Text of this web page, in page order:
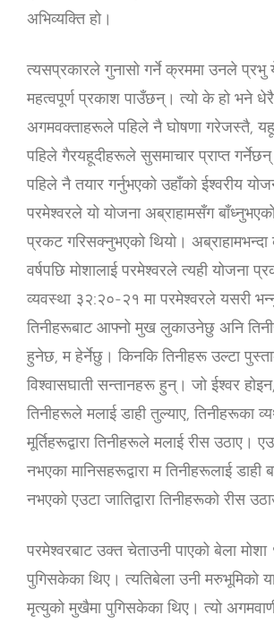
अभिव्यक्ति हो।
त्यसप्रकारले गुनासो गर्ने क्रममा उनले प्रभु
महत्वपूर्ण प्रकाश पाउँछन्। त्यो के हो भने धेरै
अगमवक्ताहरूले पहिले नै घोषणा गरेजस्तै,
पहिले गैरयहूदीहरूले सुसमाचार प्राप्‍त
पहिले नै तयार गर्नुभएको उहाँको ईश्‍वरीय
परमेश्‍वरले यो योजना अब्राहामसँग
प्रकट गरिसक्नुभएको थियो।
वर्षपछि मोशालाई परमेश्‍वरले त्यही योजना
व्यवस्था ३२:२०-२१ मा परमेश्‍वरले यसरी
तिनीहरूबाट आफ्‍नो मुख लुकाउनेछु अनि
हुनेछ, म हेर्नेछु। किनकि तिनीहरू उल्‍टा
विश्‍वासघाती सन्‍तानहरू हुन्‌। जो ईश्‍वर
तिनीहरूले मलाई डाही तुल्‍याए, तिनीहरूका
मूर्तिहरूद्वारा तिनीहरूले मलाई रीस उठाए।
नभएका मानिसहरूद्वारा म तिनीहरूलाई
नभएको एउटा जातिद्वारा तिनीहरूको रीस
परमेश्‍वरबाट उक्त चेताउनी पाएको बेला मोशा
पुगिसकेका थिए। त्यतिबेला उनी मरुभूमिको
मृत्युको मुखैमा पुगिसकेका थिए। त्यो